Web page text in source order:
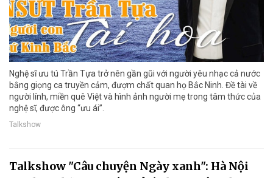
Nghệ sĩ ưu tú Trần Tựa trở nên gần gũi với người yêu nhạc cả nước
bằng giọng ca truyền cảm, đượm chất quan họ Bắc Ninh. Đề tài về
người lính, miền quê Việt và hình ảnh người mẹ trong tâm thức của
nghệ sĩ, được ông “ưu ái”.
Talkshow
Talkshow "Câu chuyện Ngày xanh": Hà Nội